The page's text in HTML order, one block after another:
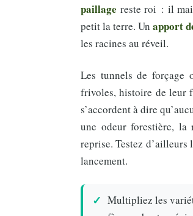
paillage reste roi : il
petit la terre. Un apport
les racines au réveil.
Les tunnels de forçage
frivoles, histoire de leur
s’accordent à dire
une odeur forestière, la
reprise. Testez d’ailleurs
lancement.
Multipliez les